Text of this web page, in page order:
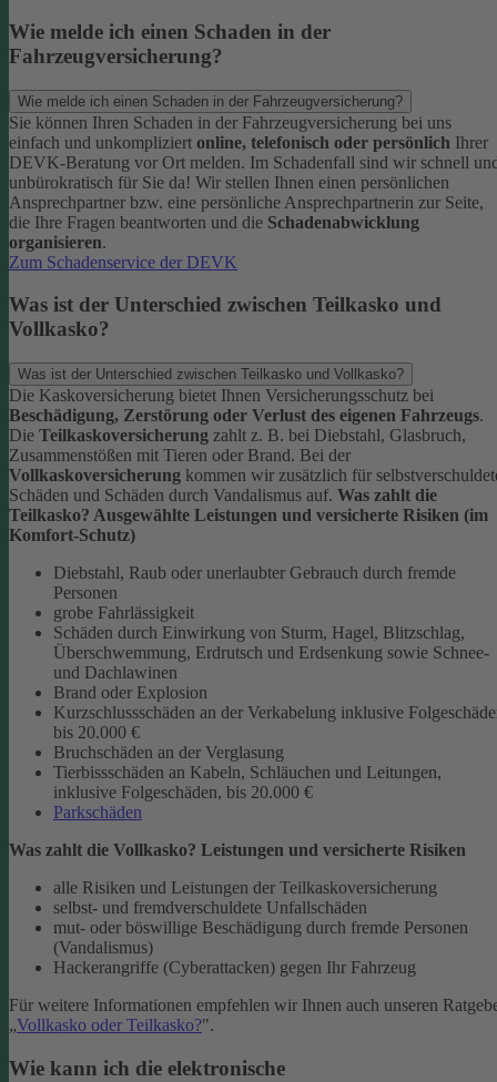
Wie melde ich einen Schaden in der
Fahrzeugversicherung?
Wie melde ich einen Schaden in der Fahrzeugversicherung?
Sie können Ihren Schaden in der Fahrzeugversicherung bei uns
einfach und unkompliziert online, telefonisch oder persönlich Ihrer
DEVK-Beratung vor Ort melden. Im Schadenfall sind wir schnell
unbürokratisch für Sie da! Wir stellen Ihnen einen persönlichen
Ansprechpartner bzw. eine persönliche Ansprechpartnerin zur Seite,
die Ihre Fragen beantworten und die Schadenabwicklung
organisieren.
Zum Schadenservice der DEVK
Was ist der Unterschied zwischen Teilkasko und
Vollkasko?
Was ist der Unterschied zwischen Teilkasko und Vollkasko?
Die Kaskoversicherung bietet Ihnen Versicherungsschutz bei
Beschädigung, Zerstörung oder Verlust des eigenen Fahrzeugs.
Die Teilkaskoversicherung zahlt z. B. bei Diebstahl, Glasbruch,
Zusammenstößen mit Tieren oder Brand. Bei der
Vollkaskoversicherung kommen wir zusätzlich für
Schäden und Schäden durch Vandalismus auf. Was zahlt die
Teilkasko? Ausgewählte Leistungen und versicherte Risiken (im
Komfort-Schutz)
Diebstahl, Raub oder unerlaubter Gebrauch durch fremde
Personen
grobe Fahrlässigkeit
Schäden durch Einwirkung von Sturm, Hagel, Blitzschlag,
Überschwemmung, Erdrutsch und Erdsenkung sowie Schnee-
und Dachlawinen
Brand oder Explosion
Kurzschlussschäden an der Verkabelung inklusive
bis 20.000 €
Bruchschäden an der Verglasung
Tierbissschäden an Kabeln, Schläuchen und Leitungen,
inklusive Folgeschäden, bis 20.000 €
Parkschäden
Was zahlt die Vollkasko? Leistungen und versicherte Risiken
alle Risiken und Leistungen der Teilkaskoversicherung
selbst- und fremdverschuldete Unfallschäden
mut- oder böswillige Beschädigung durch fremde Personen
(Vandalismus)
Hackerangriffe (Cyberattacken) gegen Ihr Fahrzeug
Für weitere Informationen empfehlen wir Ihnen auch unseren
„Vollkasko oder Teilkasko?".
Wie kann ich die elektronische